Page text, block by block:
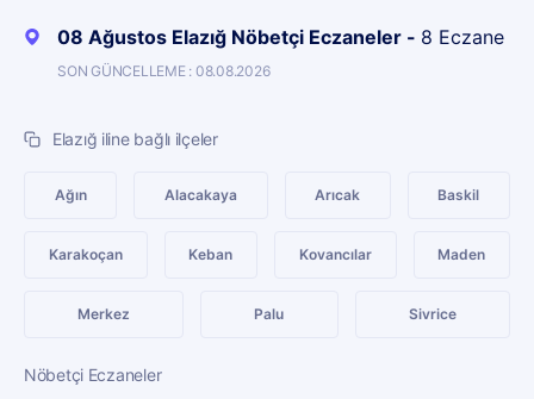
08 Ağustos Elazığ Nöbetçi Eczaneler - 8 Eczane
SON GÜNCELLEME : 08.08.2026
Elazığ iline bağlı ilçeler
Ağın Alacakaya Arıcak Baskil
Karakoçan Keban Kovancılar Maden
Merkez Palu Sivrice
Nöbetçi Eczaneler